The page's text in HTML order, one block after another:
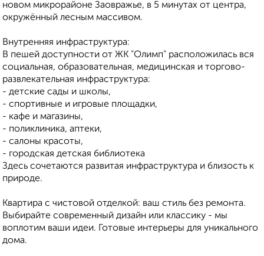
новом микрорайоне Заовражье, в 5 минутах от центра,
окружённый лесным массивом.
Внутренняя инфраструктура:
В пешей доступности от ЖК "Олимп" расположилась вся
социальная, образовательная, медицинская и торгово-
развлекательная инфраструктура:
- детские сады и школы,
- спортивные и игровые площадки,
- кафе и магазины,
- поликлиника, аптеки,
- салоны красоты,
- городская детская библиотека
Здесь сочетаются развитая инфраструктура и близость к
природе.
Квартира с чистовой отделкой: ваш стиль без ремонта.
Выбирайте современный дизайн или классику - мы
воплотим ваши идеи. Готовые интерьеры для уникального
дома.